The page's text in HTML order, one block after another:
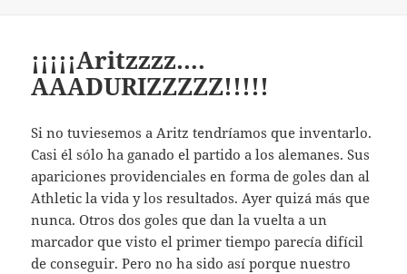
¡¡¡¡¡Aritzzzz….
AAADURIZZZZZ!!!!!
Si no tuviesemos a Aritz tendríamos que inventarlo.
Casi él sólo ha ganado el partido a los alemanes. Sus
apariciones providenciales en forma de goles dan al
Athletic la vida y los resultados. Ayer quizá más que
nunca. Otros dos goles que dan la vuelta a un
marcador que visto el primer tiempo parecía difícil
de conseguir. Pero no ha sido así porque nuestro